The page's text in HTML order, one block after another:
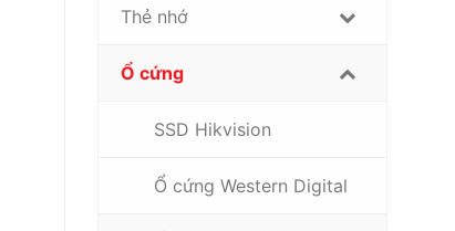
Thẻ nhớ
Ổ cứng
SSD Hikvision
Ổ cứng Western Digital